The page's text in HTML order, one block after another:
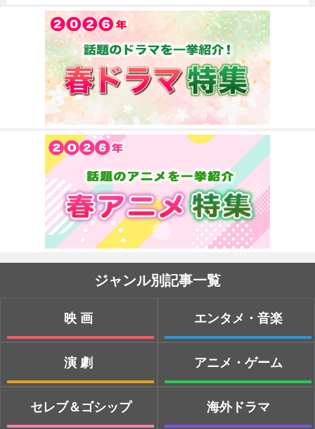
ジャンル別記事一覧
映画
演劇
セレブ＆ゴシップ
エンタメ・音楽
アニメ・ゲーム
海外ドラマ